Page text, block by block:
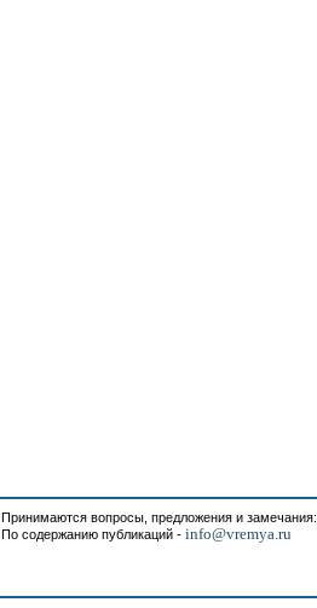
Принимаются вопросы, предложения и замечания:
По содержанию публикаций - info@vremya.ru